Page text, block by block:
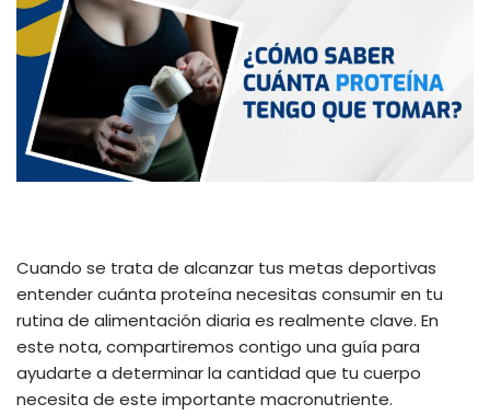
Cuando se trata de alcanzar tus metas deportivas
entender cuánta proteína necesitas consumir en tu
rutina de alimentación diaria es realmente clave. En
este nota, compartiremos contigo una guía para
ayudarte a determinar la cantidad que tu cuerpo
necesita de este importante macronutriente.